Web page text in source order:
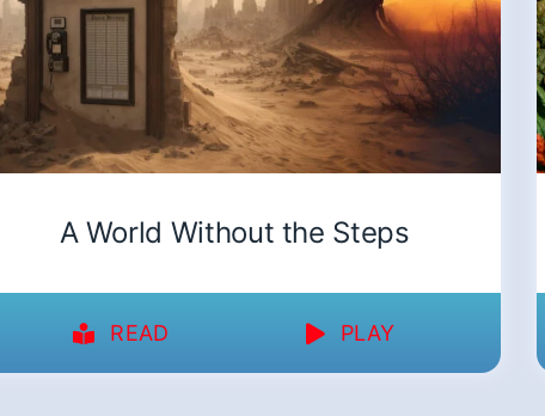
A World Without the Steps
READ PLAY